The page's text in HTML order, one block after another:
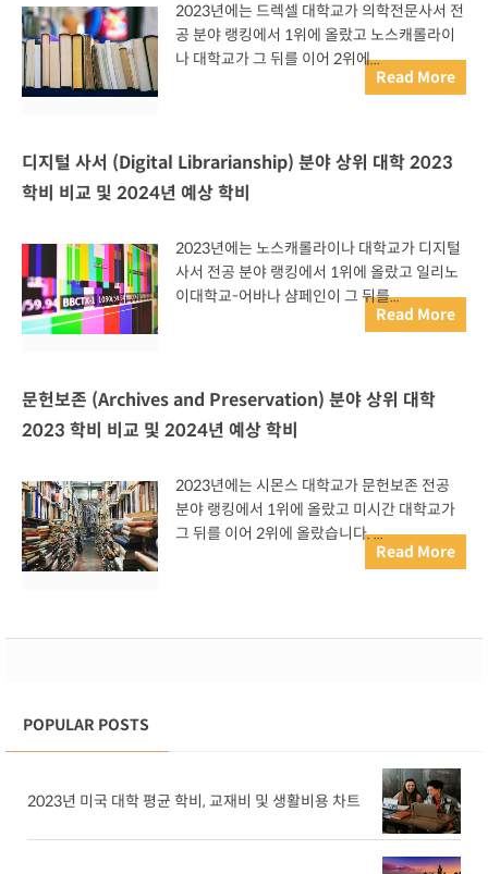
2023년에는 드렉셀 대학교가 의학전문사서 전
공 분야 랭킹에서 1위에 올랐고 노스캐롤라이
나 대학교가 그 뒤를 이어 2위에...
Read More
디지털 사서 (Digital Librarianship) 분야 상위 대학 2023
학비 비교 및 2024년 예상 학비
2023년에는 노스캐롤라이나 대학교가 디지털
사서 전공 분야 랭킹에서 1위에 올랐고 일리노
이대학교-어바나 샴페인이 그 뒤를...
Read More
문헌보존 (Archives and Preservation) 분야 상위 대학
2023 학비 비교 및 2024년 예상 학비
2023년에는 시몬스 대학교가 문헌보존 전공
분야 랭킹에서 1위에 올랐고 미시간 대학교가
그 뒤를 이어 2위에 올랐습니다. ...
Read More
POPULAR POSTS
2023년 미국 대학 평균 학비, 교재비 및 생활비용 차트